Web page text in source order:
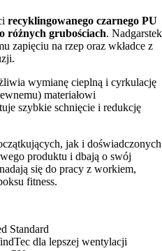
recyklingowanego czarnego PU
różnych grubościach. Nadgarstek
zapięciu na rzep oraz wkładce z
wymianę cieplną i cyrkulację
materiałowi
szybkie schnięcie i redukcję
jak i doświadczonych
produktu i dbają o swój
się do pracy z workiem,
fitness.
Standard
dla lepszej wentylacji